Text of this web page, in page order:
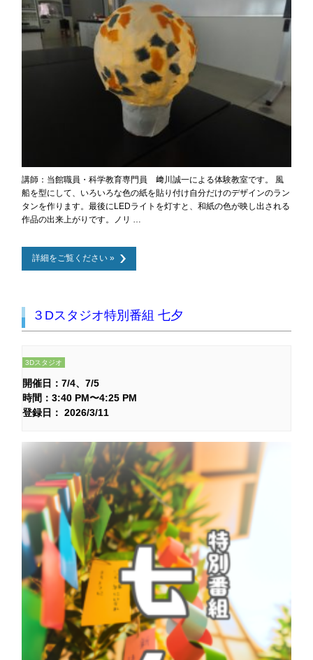
講師：当館職員・科学教育専門員 﨑川誠一による体験教室です。 風
船を型にして、いろいろな色の紙を貼り付け自分だけのデザインのラン
タンを作ります。最後にLEDライトを灯すと、和紙の色が映し出される
作品の出来上がりです。ノリ …
詳細をご覧ください »
３Dスタジオ特別番組 七夕
3Dスタジオ
開催日：7/4
7/5
時間：3:40 PM〜4:25 PM
登録日： 2026/3/11